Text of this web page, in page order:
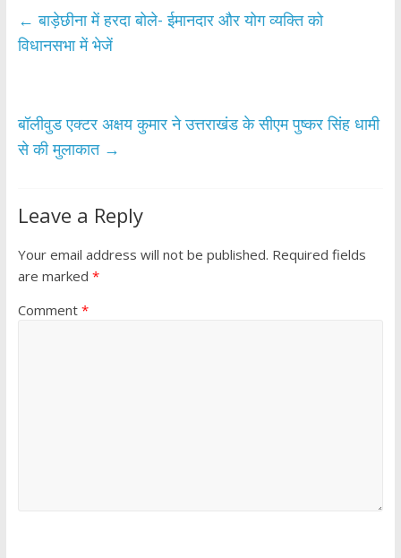
b
o
er s e
← बाड़ेछीना में हरदा बोले- ईमानदार और योग व्यक्ति को
विधानसभा में भेजें
बॉलीवुड एक्टर अक्षय कुमार ने उत्तराखंड के सीएम पुष्कर सिंह धामी
से की मुलाकात →
Leave a Reply
Your email address will not be published. Required fields
are marked *
Comment *